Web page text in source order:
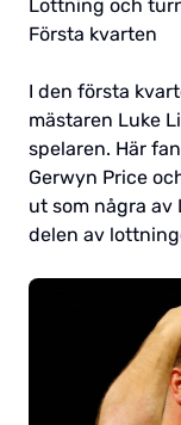
Lottning och
Första kvarten
I den första
mästaren Luke
spelaren. Här
Gerwyn Price
ut som några
delen av